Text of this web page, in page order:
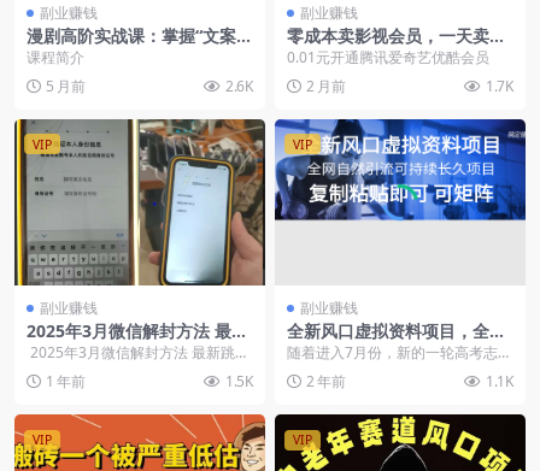
副业赚钱
漫剧高阶实战课：掌握“文案+
AI视频+运营”的闭环能力，快
课程简介
5 月前
2.6K
副业赚钱
零成本卖影视会员，一天卖出
上百单，轻松日入四位数
0.01元开通腾讯爱奇艺优酷会员
2 月前
1.7K
VIP
副业赚钱
2025年3月微信解封方法 最新
跳辅助核对技术【图片文字教
程有时效】
2025年3月微信解封方法 最新跳辅
助核对技术 3月最新微...
1 年前 1.5K
VIP
副业赚钱
全新风口虚拟资料项目，全网
自然引流可持续长久项目，可
矩阵，日入过千
随着进入7月份，新的一轮高考志愿
填报已经开始。据统计每年有一千
多万准大学生填报志...
2 年前 1.1K
VIP VIP